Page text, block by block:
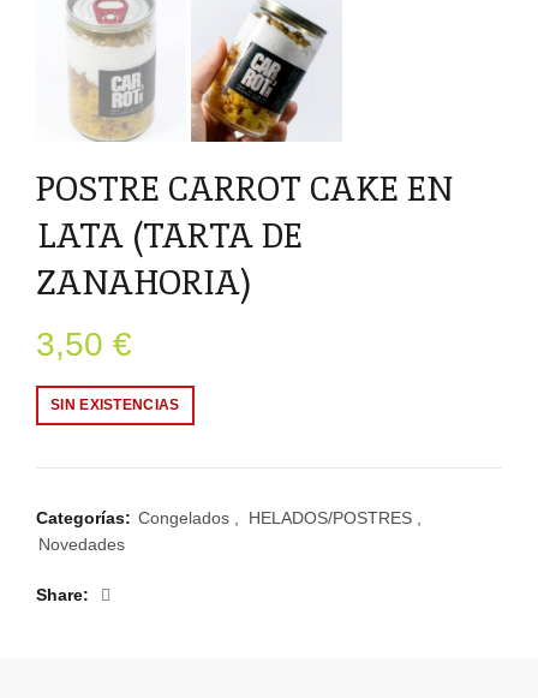
POSTRE CARROT CAKE EN
LATA (TARTA DE
ZANAHORIA)
3,50 €
SIN EXISTENCIAS
Categorías: Congelados HELADOS/POSTRES
Novedades
Share